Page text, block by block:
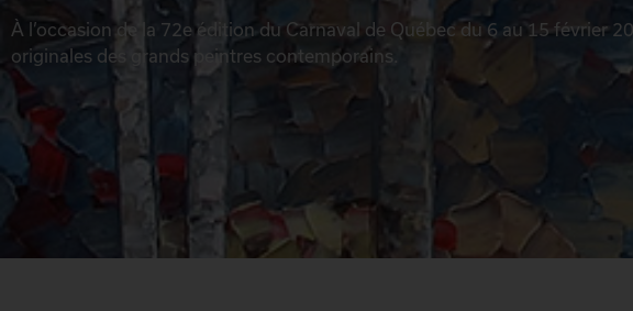
À l’occasion de la 72e édition du Carnaval de Québec du 6 au 15 février
originales des grands peintres contemporains.